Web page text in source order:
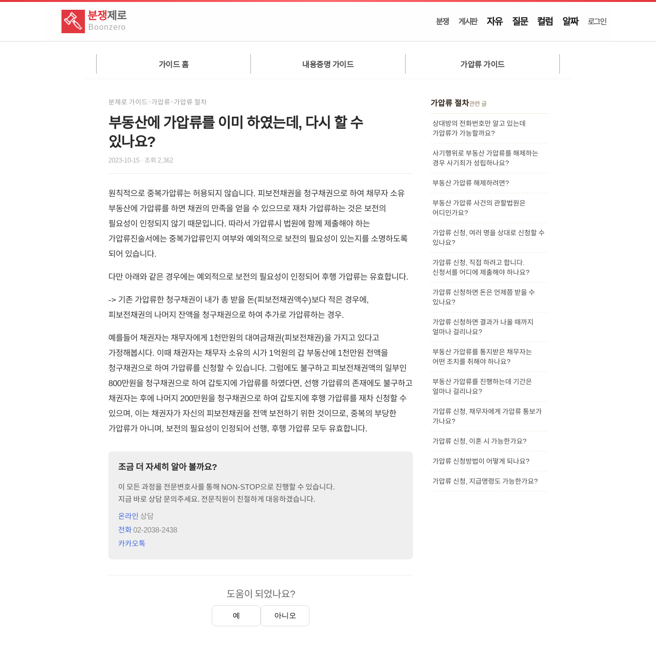
분쟁제로
Boonzero 분쟁 게시판 자유 질문 컬럼 알짜 로그인
가이드 홈 내용증명 가이드 가압류 가이드
분제로 가이드>가압류>가압류 절차
부동산에 가압류를 이미 하였는데, 다시 할 수
있나요?
2023-10-15 · 조회 2,362
원칙적으로 중복가압류는 허용되지 않습니다. 피보전채권을 청구채권으로 하여 채무자 소유
부동산에 가압류를 하면 채권의 만족을 얻을 수 있으므로 재차 가압류하는 것은 보전의
필요성이 인정되지 않기 때문입니다. 따라서 가압류시 법원에 함께 제출해야 하는
가압류진술서에는 중복가압류인지 여부와 예외적으로 보전의 필요성이 있는지를 소명하도록
되어 있습니다.
다만 아래와 같은 경우에는 예외적으로 보전의 필요성이 인정되어 후행 가압류는 유효합니다.
-> 기존 가압류한 청구채권이 내가 총 받을 돈(피보전채권액수)보다 적은 경우에,
피보전채권의 나머지 잔액을 청구채권으로 하여 추가로 가압류하는 경우.
예를들어 채권자는 채무자에게 1천만원의 대여금채권(피보전채권)을 가지고 있다고
가정해봅시다. 이때 채권자는 채무자 소유의 시가 1억원의 갑 부동산에 1천만원 전액을
청구채권으로 하여 가압류를 신청할 수 있습니다. 그럼에도 불구하고 피보전채권액의 일부인
800만원을 청구채권으로 하여 갑토지에 가압류를 하였다면, 선행 가압류의 존재에도 불구하고
채권자는 후에 나머지 200만원을 청구채권으로 하여 갑토지에 후행 가압류를 재차 신청할 수
있으며, 이는 채권자가 자신의 피보전채권을 전액 보전하기 위한 것이므로, 중복의 부당한
가압류가 아니며, 보전의 필요성이 인정되어 선행, 후행 가압류 모두 유효합니다.
조금 더 자세히 알아 볼까요?
이 모든 과정을 전문변호사를 통해 NON-STOP으로 진행할 수 있습니다.
지금 바로 상담 문의주세요. 전문직원이 친절하게 대응하겠습니다.
온라인 상담
전화02-2038-2438
카카오톡
도움이 되었나요?
예 아니오
가압류 절차관련 글
상대방의 전화번호만 알고 있는데
가압류가 가능할까요?
사기행위로 부동산 가압류를 해제하는
경우 사기죄가 성립하나요?
부동산 가압류 해제하려면?
부동산 가압류 사건의 관할법원은
어디인가요?
가압류 신청, 여러 명을 상대로 신청할 수
있나요?
가압류 신청, 직접 하려고 합니다.
신청서를 어디에 제출해야 하나요?
가압류 신청하면 돈은 언제쯤 받을 수
있나요?
가압류 신청하면 결과가 나올 때까지
얼마나 걸리나요?
부동산 가압류를 통지받은 채무자는
어떤 조치를 취해야 하나요?
부동산 가압류를 진행하는데 기간은
얼마나 걸리나요?
가압류 신청, 채무자에게 가압류 통보가
가나요?
가압류 신청, 이혼 시 가능한가요?
가압류 신청방법이 어떻게 되나요?
가압류 신청, 지급명령도 가능한가요?